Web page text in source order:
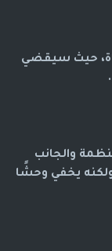
حيث سيقضي
والجانب
يخفي وحشًا